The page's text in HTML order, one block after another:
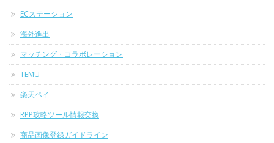
ECステーション
海外進出
マッチング・コラボレーション
TEMU
楽天ペイ
RPP攻略ツール情報交換
商品画像登録ガイドライン